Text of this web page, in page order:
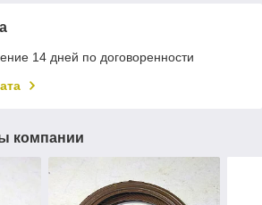
14 дней по договоренности
компании